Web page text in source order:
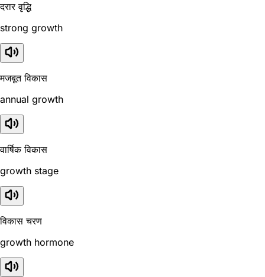
दरार वृद्धि
strong growth
मजबूत विकास
annual growth
वार्षिक विकास
growth stage
विकास चरण
growth hormone